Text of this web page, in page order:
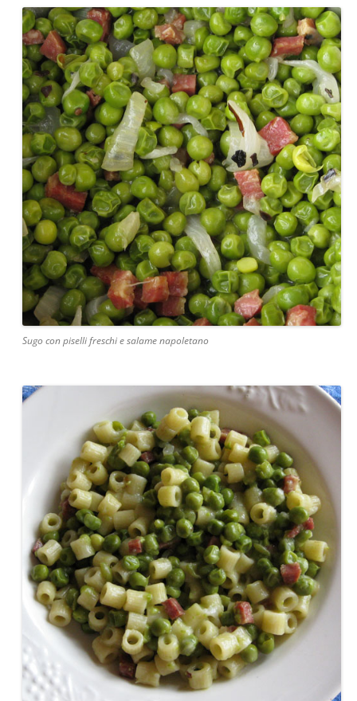
Sugo con piselli freschi e salame napoletano